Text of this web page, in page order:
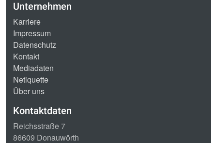
Unternehmen
Karriere
Impressum
Datenschutz
Kontakt
Mediadaten
Netiquette
Über uns
Kontaktdaten
Reichsstraße 7
86609 Donauwörth